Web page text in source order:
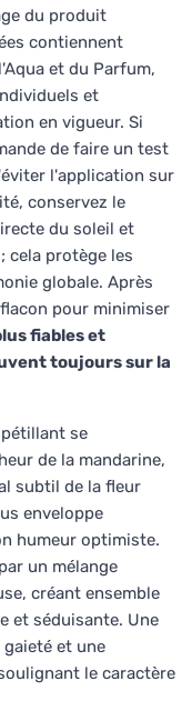
du produit
contiennent
et du Parfum,
et
en vigueur. Si
de faire un test
l'application sur
conservez le
du soleil et
cela protège les
globale. Après
pour minimiser
fiables et
toujours sur la
se
de la mandarine,
subtil de la fleur
enveloppe
humeur optimiste.
un mélange
créant ensemble
et séduisante. Une
et une
le caractère